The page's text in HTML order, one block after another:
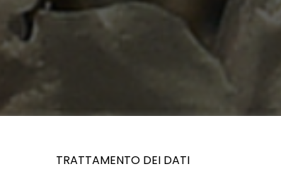
TRATTAMENTO DEI DATI